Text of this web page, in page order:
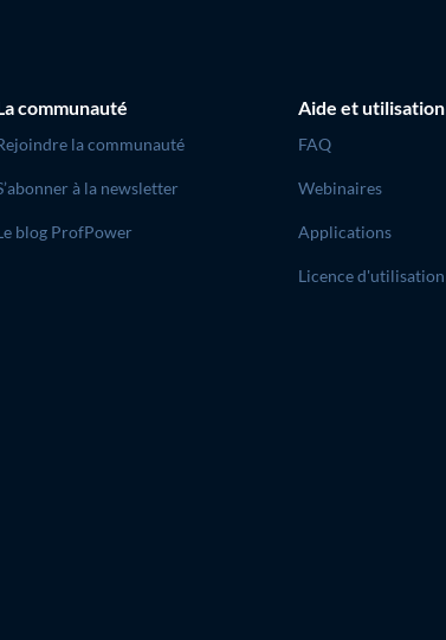
communauté
la communauté
à la newsletter
blog ProfPower
Aide et utilisation
FAQ
Webinaires
Applications
Licence d'utilisation